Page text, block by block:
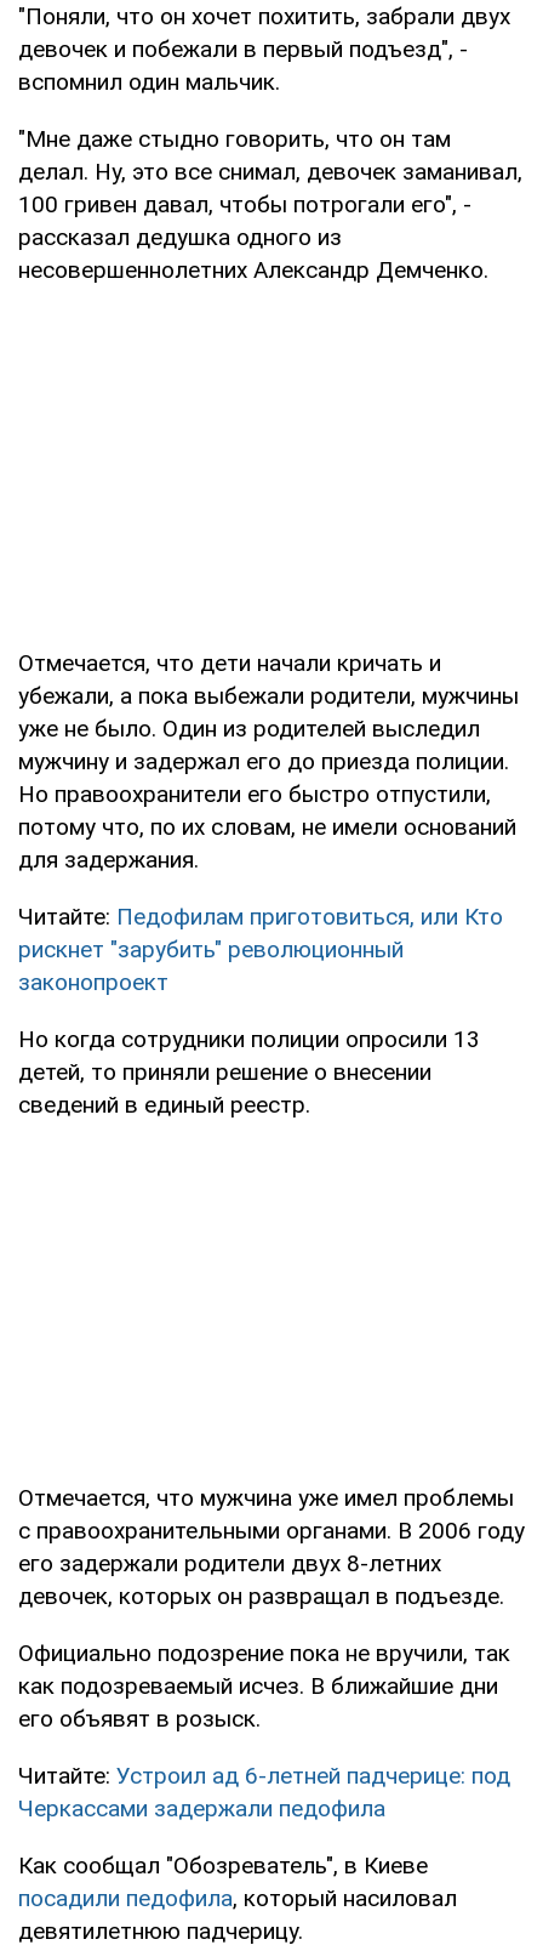
"Поняли, что он хочет похитить, забрали двух
девочек и побежали в первый подъезд", -
вспомнил один мальчик.
"Мне даже стыдно говорить, что он там
делал. Ну, это все снимал, девочек заманивал,
100 гривен давал, чтобы потрогали его", -
рассказал дедушка одного из
несовершеннолетних Александр Демченко.
Отмечается, что дети начали кричать и
убежали, а пока выбежали родители, мужчины
уже не было. Один из родителей выследил
мужчину и задержал его до приезда полиции.
Но правоохранители его быстро отпустили,
потому что, по их словам, не имели оснований
для задержания.
Читайте: Педофилам приготовиться, или Кто
рискнет "зарубить" революционный
законопроект
Но когда сотрудники полиции опросили 13
детей, то приняли решение о внесении
сведений в единый реестр.
Отмечается, что мужчина уже имел проблемы
с правоохранительными органами. В 2006 году
его задержали родители двух 8-летних
девочек, которых он развращал в подъезде.
Официально подозрение пока не вручили, так
как подозреваемый исчез. В ближайшие дни
его объявят в розыск.
Читайте: Устроил ад 6-летней падчерице: под
Черкассами задержали педофила
Как сообщал "Обозреватель", в Киеве
посадили педофила, который насиловал
девятилетнюю падчерицу.